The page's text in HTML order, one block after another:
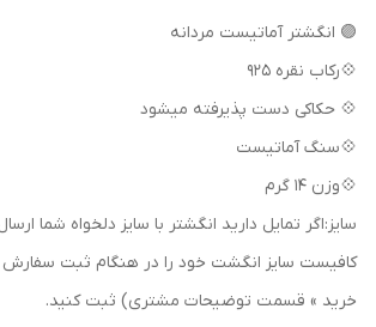
🟣 انگشتر آماتیست مردانه
💠رکاب نقره 925
💠 حکاکی دست پذیرفته میشود
💠سنگ آماتیست
💠وزن 14 گرم
سایز:اگر تمایل دارید انگشتر با سایز دلخواه شما
کافیست سایز انگشت خود را در هنگام ثبت
خرید » قسمت توضیحات مشتری) ثبت کنید.